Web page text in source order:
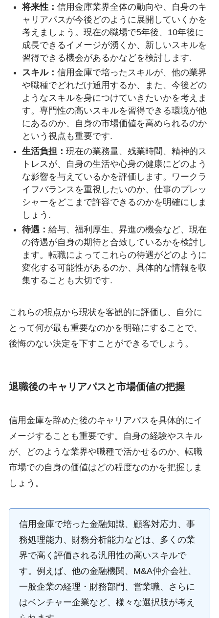
将来性： 信用金庫業界全体の動向や、自身のキ
ャリアパスが今後どのように展開していくかを
考えましょう。現在の職場で5年後、10年後に
成長できるイメージが湧くか、新しいスキルを
習得できる機会があるかなどを検討します.
スキル： 信用金庫で培ったスキルが、他の業界
や職種でどれだけ通用するか、また、今後どの
ようなスキルを身につけていきたいかを考えま
す。専門性の高いスキルを習得できる環境が他
にあるのか、自身の市場価値を高められるのか
という視点も重要です.
生活負担： 現在の業務量、残業時間、精神的ス
トレスが、自身の生活や心身の健康にどのよう
な影響を与えているかを評価します。ワークラ
イフバランスを重視したいのか、仕事のプレッ
シャーをどこまで許容できるのかを明確にしま
しょう.
待遇： 給与、福利厚生、昇進の機会など、現在
の待遇が自身の期待と合致しているかを検討し
ます。転職によってこれらの待遇がどのように
変化する可能性があるのか、具体的な情報を収
集することも大切です.
これらの視点から現状を客観的に評価し、自分に
とって何が最も重要なのかを明確にすることで、
後悔のない決定を下すことができるでしょう。
退職後のキャリアパスと市場価値の把握
信用金庫を辞めた後のキャリアパスを具体的にイ
メージすることも重要です。自身の経験やスキル
が、どのような業界や職種で活かせるのか、転職
市場での自身の価値はどの程度なのかを把握しま
しょう。
信用金庫で培った金融知識、顧客対応力、事
務処理能力、財務分析能力などは、多くの業
界で高く評価される汎用性の高いスキルで
す。例えば、他の金融機関、M&A仲介会社、
一般企業の経理・財務部門、営業職、さらに
はベンチャー企業など、様々な選択肢が考え